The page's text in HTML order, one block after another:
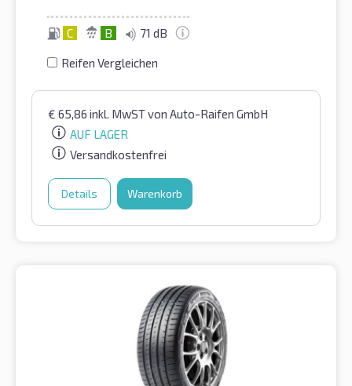
C B 71 dB
Reifen Vergleichen
€ 65,86 inkl. MwSTvon Auto-Raifen GmbH
AUF LAGER
Versandkostenfrei
Details Warenkorb